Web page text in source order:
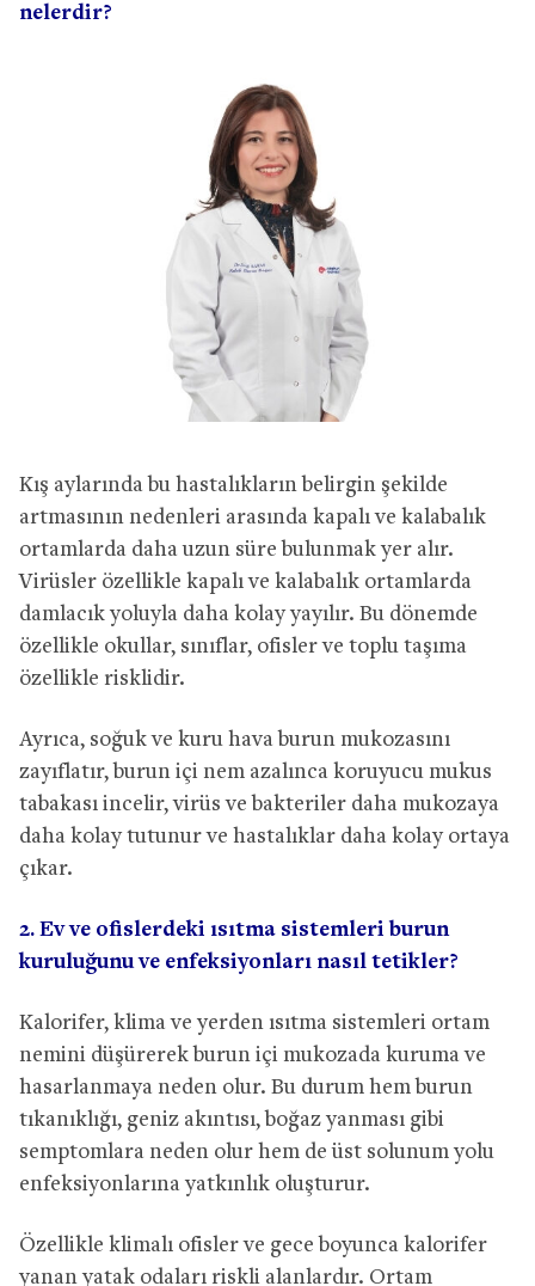
nelerdir?
Kış aylarında bu hastalıkların belirgin şekilde
artmasının nedenleri arasında kapalı ve kalabalık
ortamlarda daha uzun süre bulunmak yer alır.
Virüsler özellikle kapalı ve kalabalık ortamlarda
damlacık yoluyla daha kolay yayılır. Bu dönemde
özellikle okullar, sınıflar, ofisler ve toplu taşıma
özellikle risklidir.
Ayrıca, soğuk ve kuru hava burun mukozasını
zayıflatır, burun içi nem azalınca koruyucu mukus
tabakası incelir, virüs ve bakteriler daha mukozaya
daha kolay tutunur ve hastalıklar daha kolay ortaya
çıkar.
2. Ev ve ofislerdeki ısıtma sistemleri burun
kuruluğunu ve enfeksiyonları nasıl tetikler?
Kalorifer, klima ve yerden ısıtma sistemleri ortam
nemini düşürerek burun içi mukozada kuruma ve
hasarlanmaya neden olur. Bu durum hem burun
tıkanıklığı, geniz akıntısı, boğaz yanması gibi
semptomlara neden olur hem de üst solunum yolu
enfeksiyonlarına yatkınlık oluşturur.
Özellikle klimalı ofisler ve gece boyunca kalorifer
yanan yatak odaları riskli alanlardır. Ortam